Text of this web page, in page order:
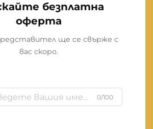
безплатна
оферта
ще се свърже с
вас скоро.
0/100